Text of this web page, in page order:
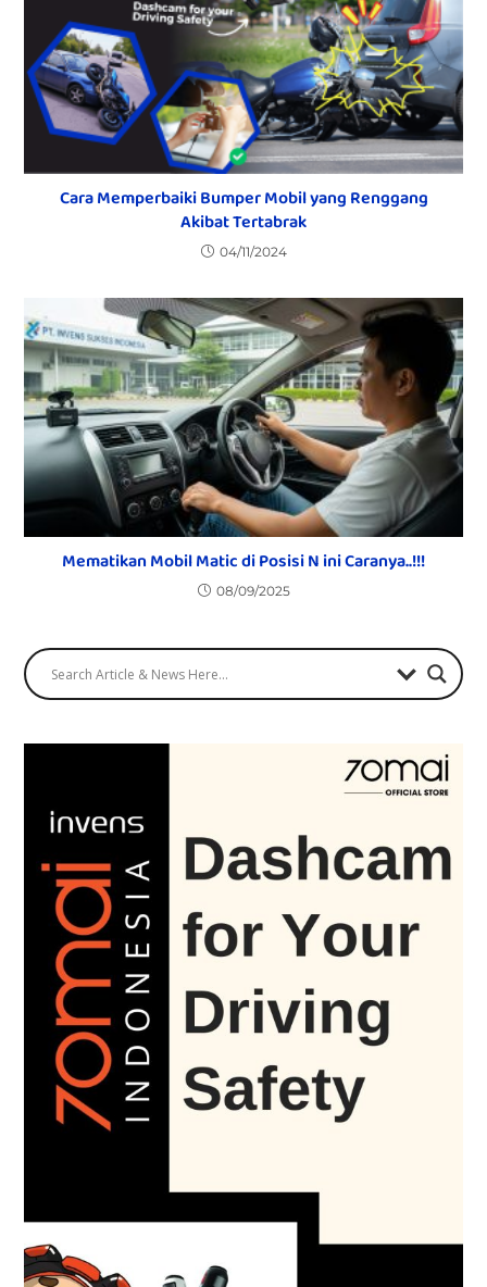
Cara Memperbaiki Bumper Mobil yang Renggang
Akibat Tertabrak
04/11/2024
Mematikan Mobil Matic di Posisi N ini Caranya..!!!
08/09/2025